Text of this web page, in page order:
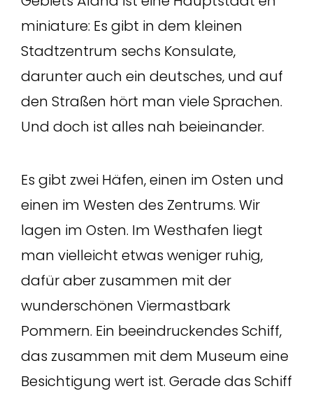
miniature: Es gibt in dem kleinen
Stadtzentrum sechs Konsulate,
darunter auch ein deutsches, und auf
den Straßen hört man viele Sprachen.
Und doch ist alles nah beieinander.
Es gibt zwei Häfen, einen im Osten und
einen im Westen des Zentrums. Wir
lagen im Osten. Im Westhafen liegt
man vielleicht etwas weniger ruhig,
dafür aber zusammen mit der
wunderschönen Viermastbark
Pommern. Ein beeindruckendes Schiff,
das zusammen mit dem Museum eine
Besichtigung wert ist. Gerade das Schiff